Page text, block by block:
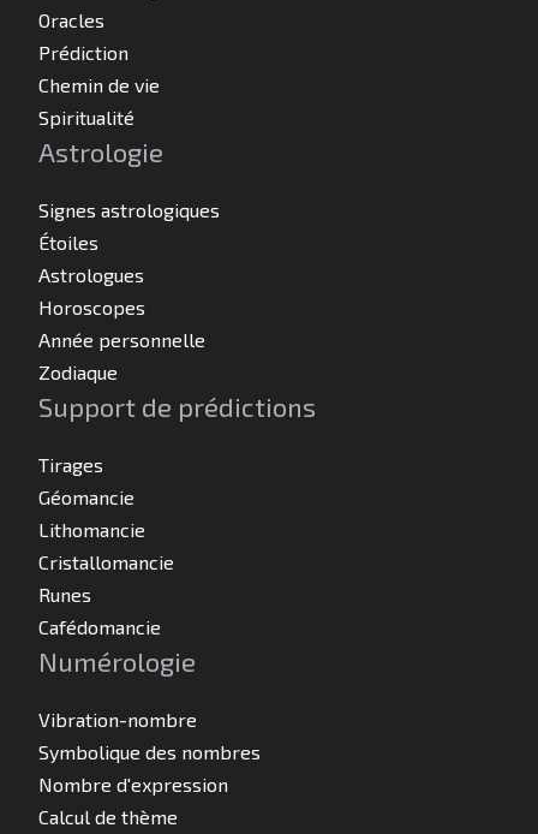
Oracles
Prédiction
Chemin de vie
Spiritualité
Astrologie
Signes astrologiques
Étoiles
Astrologues
Horoscopes
Année personnelle
Zodiaque
Support de prédictions
Tirages
Géomancie
Lithomancie
Cristallomancie
Runes
Cafédomancie
Numérologie
Vibration-nombre
Symbolique des nombres
Nombre d'expression
Calcul de thème